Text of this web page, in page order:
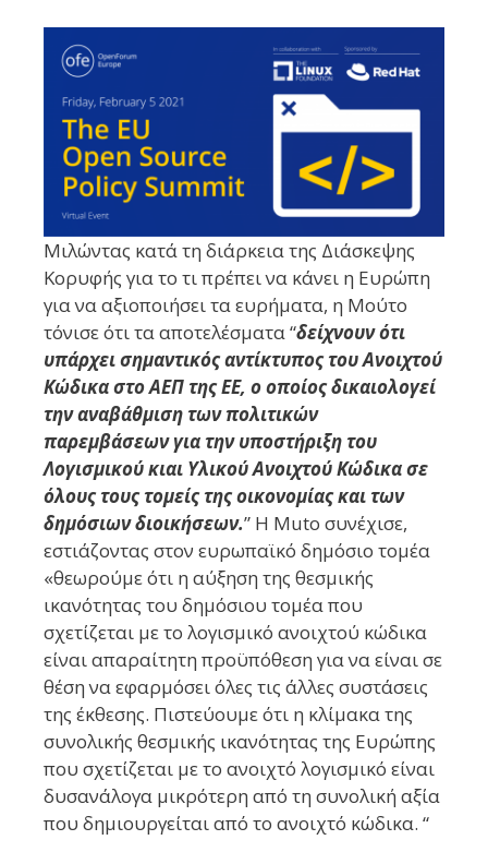
Μιλώντας κατά τη διάρκεια της Διάσκεψης
Κορυφής για το τι πρέπει να κάνει η Ευρώπη
για να αξιοποιήσει τα ευρήματα, η Μούτο
τόνισε ότι τα αποτελέσματα “δείχνουν ότι
υπάρχει σημαντικός αντίκτυπος του Ανοιχτού
Κώδικα στο ΑΕΠ της ΕΕ, ο οποίος δικαιολογεί
την αναβάθμιση των πολιτικών
παρεμβάσεων για την υποστήριξη του
Λογισμικού κιαι Υλικού Ανοιχτού Κώδικα σε
όλους τους τομείς της οικονομίας και των
δημόσιων διοικήσεων.” Η Muto συνέχισε,
εστιάζοντας στον ευρωπαϊκό δημόσιο τομέα
«θεωρούμε ότι η αύξηση της θεσμικής
ικανότητας του δημόσιου τομέα που
σχετίζεται με το λογισμικό ανοιχτού κώδικα
είναι απαραίτητη προϋπόθεση για να είναι σε
θέση να εφαρμόσει όλες τις άλλες συστάσεις
της έκθεσης. Πιστεύουμε ότι η κλίμακα της
συνολικής θεσμικής ικανότητας της Ευρώπης
που σχετίζεται με το ανοιχτό λογισμικό είναι
δυσανάλογα μικρότερη από τη συνολική αξία
που δημιουργείται από το ανοιχτό κώδικα. “